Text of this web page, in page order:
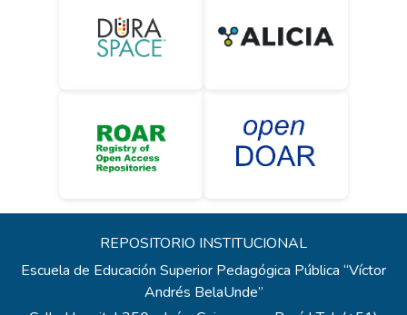
REPOSITORIO INSTITUCIONAL
Escuela de Educación Superior Pedagógica Pública “Víctor
Andrés BelaUnde”